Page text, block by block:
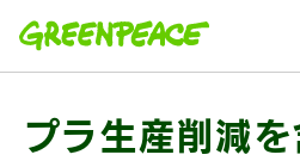
プラ生産削減